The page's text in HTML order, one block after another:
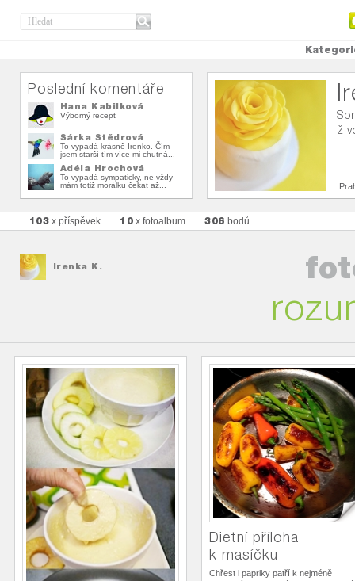
Poslední komentáře
Hana Kabilková
Výborný recept
Šárka Štědrová
To vypadá krásně Irenko. Čím
jsem starší tím více mi chutná...
Adéla Hrochová
To vypadá sympaticky, ne vždy
mám totiž morálku čekat až...
103 x příspěvek 10 x fotoalbum 306 bodů
Irenka K.
Dietní příloha
k masíčku
Chřest i papriky patří k nejméně